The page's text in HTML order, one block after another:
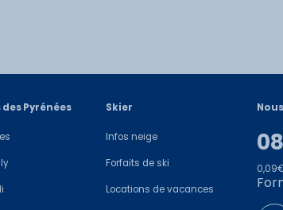
Pyrénées Skier
Infos neige
Forfaits de ski
Locations de vacances